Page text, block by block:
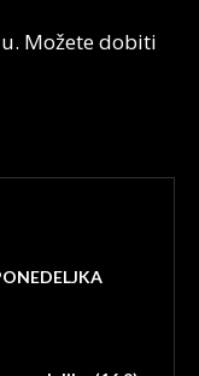
Možete dobiti